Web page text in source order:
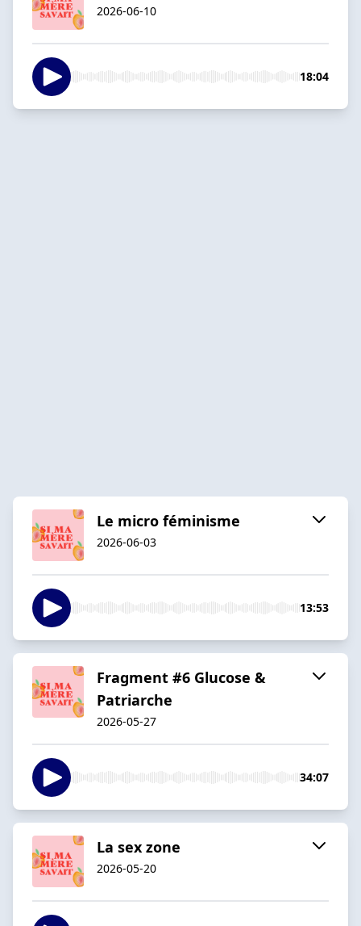
2026-06-10
18:04
Le micro féminisme
2026-06-03
13:53
Fragment #6 Glucose &
Patriarche
2026-05-27
34:07
La sex zone
2026-05-20